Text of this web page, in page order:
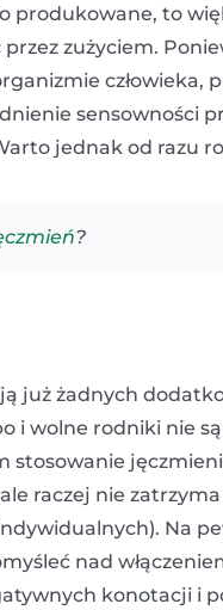
produkowane, to
zużyciem.
człowieka,
sensowności
jednak od razu
?
już żadnych
i wolne rodniki nie
stosowanie
raczej nie
Na
nad
konotacji i